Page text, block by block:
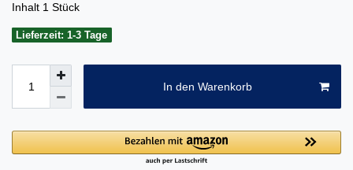
Inhalt 1 Stück
Lieferzeit: 1-3 Tage
In den Warenkorb